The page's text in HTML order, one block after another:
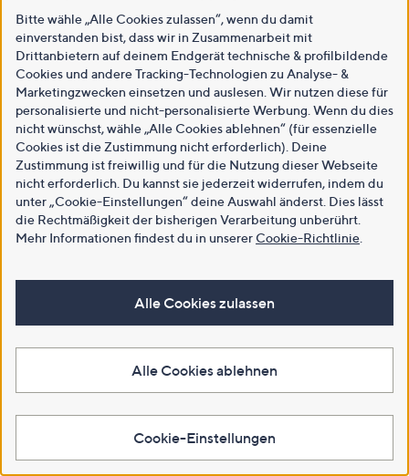
Bitte wähle „Alle Cookies zulassen“, wenn du damit
einverstanden bist, dass wir in Zusammenarbeit mit
Drittanbietern auf deinem Endgerät technische & profilbildende
Cookies und andere Tracking-Technologien zu Analyse- &
Marketingzwecken einsetzen und auslesen. Wir nutzen diese für
personalisierte und nicht-personalisierte Werbung. Wenn du dies
nicht wünschst, wähle „Alle Cookies ablehnen“ (für essenzielle
Cookies ist die Zustimmung nicht erforderlich). Deine
Zustimmung ist freiwillig und für die Nutzung dieser Webseite
nicht erforderlich. Du kannst sie jederzeit widerrufen, indem du
unter „Cookie-Einstellungen“ deine Auswahl änderst. Dies lässt
die Rechtmäßigkeit der bisherigen Verarbeitung unberührt.
Mehr Informationen findest du in unsererCookie-Richtlinie
Alle Cookies zulassen
Alle Cookies ablehnen
Cookie-Einstellungen